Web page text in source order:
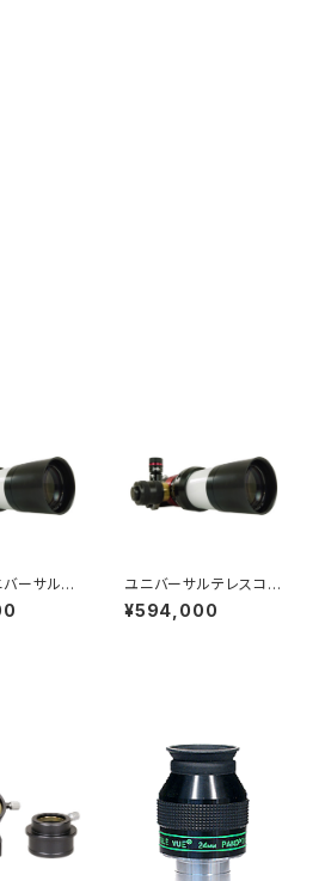
バーサルテ
B
ユニバーサルテレスコ
ープ LS60MT/B1200
¥594,000